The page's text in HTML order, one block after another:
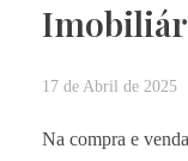
17 de Abril de 2025
Na compra e